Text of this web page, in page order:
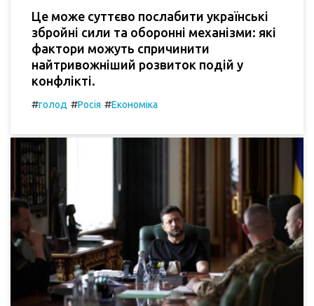
Це може суттєво послабити українські
збройні сили та оборонні механізми: які
фактори можуть спричинити
найтривожніший розвиток подій у
конфлікті.
#голод #Росія #Економіка